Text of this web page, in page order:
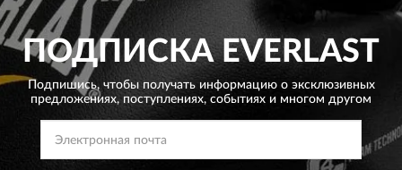
ПОДПИСКАEVERLAST
Подпишись, чтобы получать информацию о эксклюзивных
предложениях, поступлениях, событиях и многом другом